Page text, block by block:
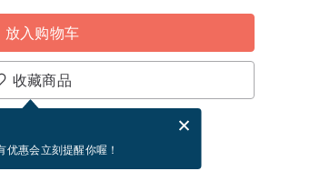
放入购物车
收藏商品
惠会立刻提醒你喔！
送电子贺卡。
电子贺卡是什么？